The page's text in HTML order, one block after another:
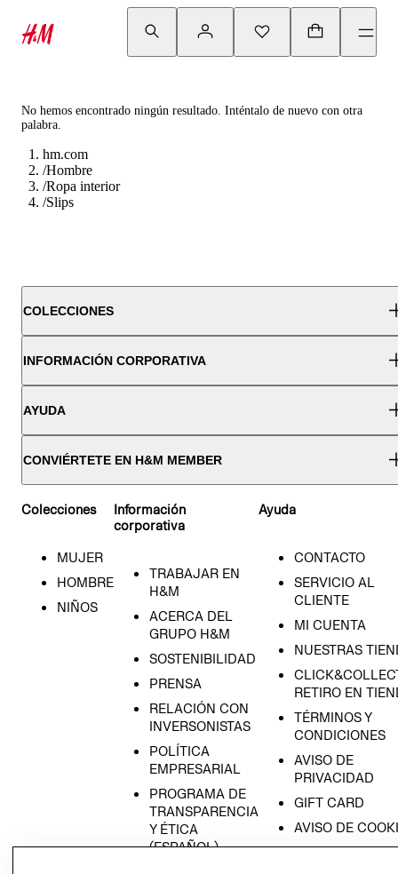
No hemos encontrado ningún resultado. Inténtalo de nuevo con otra
palabra.
hm.com
/Hombre
/Ropa interior
/Slips
COLECCIONES
INFORMACIÓN CORPORATIVA
AYUDA
CONVIÉRTETE EN H&M MEMBER
Colecciones
MUJER
HOMBRE
NIÑOS
Información
corporativa
TRABAJAR EN
H&M
ACERCA DEL
GRUPO H&M
SOSTENIBILIDAD
PRENSA
RELACIÓN CON
INVERSONISTAS
POLÍTICA
EMPRESARIAL
PROGRAMA DE
TRANSPARENCIA
Y ÉTICA
(ESPAÑOL)
Ayuda
CONTACTO
SERVICIO AL
CLIENTE
MI CUENTA
NUESTRAS
RETIRO EN
TÉRMINOS Y
CONDICIONES
AVISO DE
PRIVACIDAD
GIFT CARD
AVISO DE